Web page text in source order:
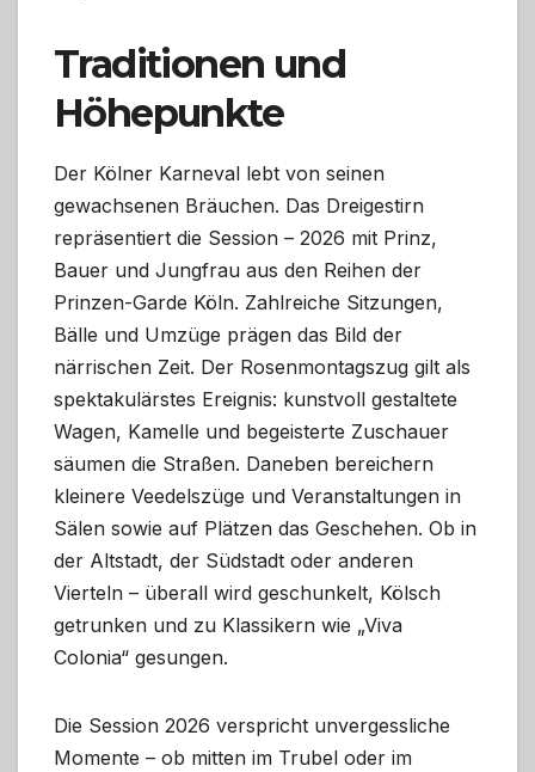
Traditionen und
Höhepunkte
Der Kölner Karneval lebt von seinen
gewachsenen Bräuchen. Das Dreigestirn
repräsentiert die Session – 2026 mit Prinz,
Bauer und Jungfrau aus den Reihen der
Prinzen-Garde Köln. Zahlreiche Sitzungen,
Bälle und Umzüge prägen das Bild der
närrischen Zeit. Der Rosenmontagszug gilt als
spektakulärstes Ereignis: kunstvoll gestaltete
Wagen, Kamelle und begeisterte Zuschauer
säumen die Straßen. Daneben bereichern
kleinere Veedelszüge und Veranstaltungen in
Sälen sowie auf Plätzen das Geschehen. Ob in
der Altstadt, der Südstadt oder anderen
Vierteln – überall wird geschunkelt, Kölsch
getrunken und zu Klassikern wie „Viva
Colonia“ gesungen.
Die Session 2026 verspricht unvergessliche
Momente – ob mitten im Trubel oder im